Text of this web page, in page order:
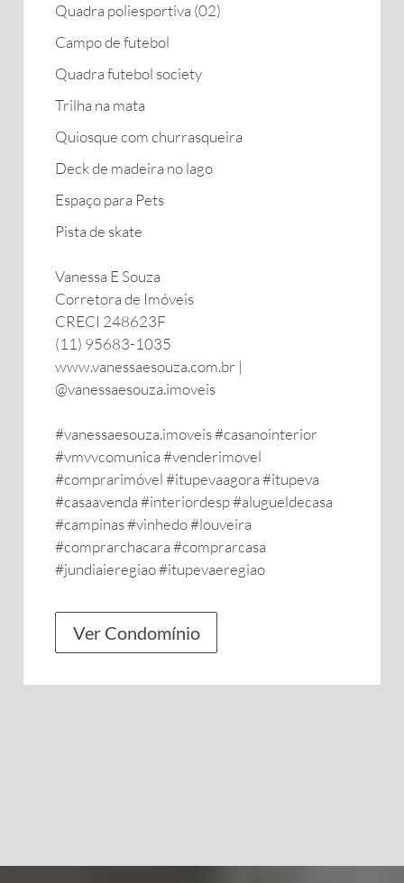
Quadra poliesportiva (02)
Campo de futebol
Quadra futebol society
Trilha na mata
Quiosque com churrasqueira
Deck de madeira no lago
Espaço para Pets
Pista de skate
Vanessa E Souza
Corretora de Imóveis
CRECI 248623F
(11) 95683-1035
www.vanessaesouza.com.br |
@vanessaesouza.imoveis
#vanessaesouza.imoveis #casanointerior
#vmvvcomunica #venderimovel
#comprarimóvel #itupevaagora #itupeva
#casaavenda #interiordesp #alugueldecasa
#campinas #vinhedo #louveira
#comprarchacara #comprarcasa
#jundiaieregiao #itupevaeregiao
Ver Condomínio